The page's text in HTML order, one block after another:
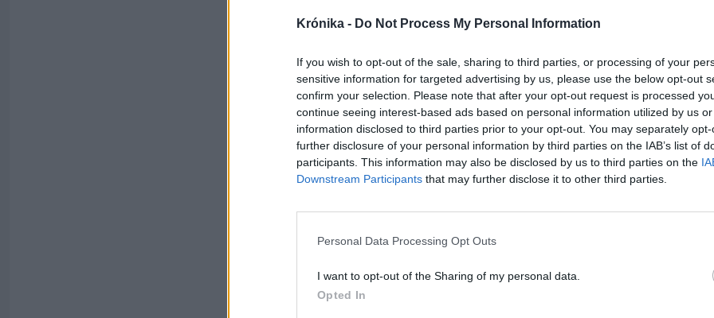
Krónika - Do Not Process My Personal Information
If you wish to opt-out of the sale, sharing to third parties, or processing of your
sensitive information for targeted advertising by us, please use the below opt-out
confirm your selection. Please note that after your opt-out request is processed
continue seeing interest-based ads based on personal information utilized by us
information disclosed to third parties prior to your opt-out. You may separately
further disclosure of your personal information by third parties on the IAB’s list of
participants. This information may also be disclosed by us to third parties on the
Downstream Participants that may further disclose it to other third parties.
Personal Data Processing Opt Outs
I want to opt-out of the Sharing of my personal data.
Opted In
Jelszó
Elfelejtette a jelszavát?
Regisztráció